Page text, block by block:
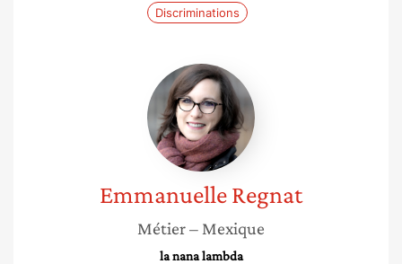
Discriminations
Emmanuelle
Regnat
EmmanuelleRegnat
Métier– Mexique
la nana lambda